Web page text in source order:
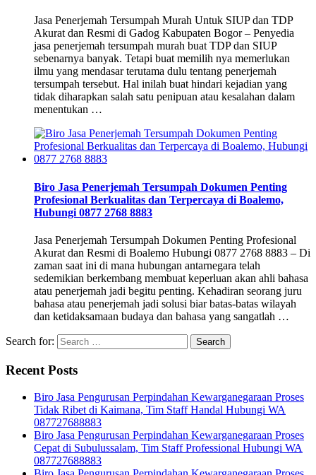
Jasa Penerjemah Tersumpah Murah Untuk SIUP dan TDP
Akurat dan Resmi di Gadog Kabupaten Bogor – Penyedia
jasa penerjemah tersumpah murah buat TDP dan SIUP
sebenarnya banyak. Tetapi buat memilih nya memerlukan
ilmu yang mendasar terutama dulu tentang penerjemah
tersumpah tersebut. Hal inilah buat hindari kejadian yang
tidak diharapkan salah satu penipuan atau kesalahan dalam
menentukan …
Biro Jasa Penerjemah Tersumpah Dokumen Penting
Profesional Berkualitas dan Terpercaya di Boalemo,
Hubungi 0877 2768 8883
Jasa Penerjemah Tersumpah Dokumen Penting Profesional
Akurat dan Resmi di Boalemo Hubungi 0877 2768 8883 – Di
zaman saat ini di mana hubungan antarnegara telah
sedemikian berkembang membuat keperluan akan ahli bahasa
atau penerjemah jadi begitu penting. Kehadiran seorang juru
bahasa atau penerjemah jadi solusi biar batas-batas wilayah
dan ketidaksamaan budaya dan bahasa yang sangatlah …
Search for:
Recent Posts
Biro Jasa Pengurusan Perpindahan Kewarganegaraan Proses
Tidak Ribet di Kaimana, Tim Staff Handal Hubungi WA
087727688883
Biro Jasa Pengurusan Perpindahan Kewarganegaraan Proses
Cepat di Subulussalam, Tim Staff Professional Hubungi WA
087727688883